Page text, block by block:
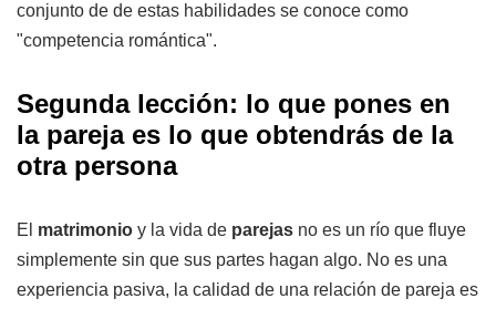
conjunto de de estas habilidades se conoce como
"competencia romántica".
Segunda lección: lo que pones en
la pareja es lo que obtendrás de la
otra persona
El matrimonio y la vida de parejas no es un río que fluye
simplemente sin que sus partes hagan algo. No es una
experiencia pasiva, la calidad de una relación de pareja es